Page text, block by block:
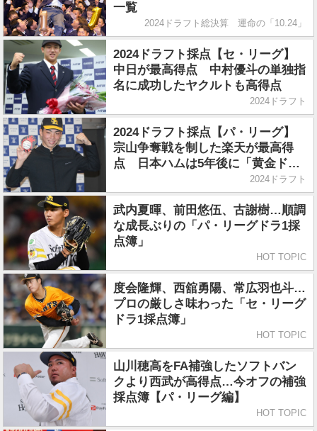
一覧
2024ドラフト総決算 運命の「10.24」
2024ドラフト採点【セ・リーグ】
中日が最高得点 中村優斗の単独指
名に成功したヤクルトも高得点
2024ドラフト
2024ドラフト採点【パ・リーグ】
宗山争奪戦を制した楽天が最高得
点 日本ハムは5年後に「黄金ドラ
2024ドラフト
武内夏暉、前田悠伍、古謝樹…順調
な成長ぶりの「パ・リーグドラ1採
点簿」
HOT TOPIC
度会隆輝、西舘勇陽、常広羽也斗…
プロの厳しさ味わった「セ・リーグ
ドラ1採点簿」
HOT TOPIC
山川穂高をFA補強したソフトバン
クより西武が高得点…今オフの補強
採点簿【パ・リーグ編】
HOT TOPIC